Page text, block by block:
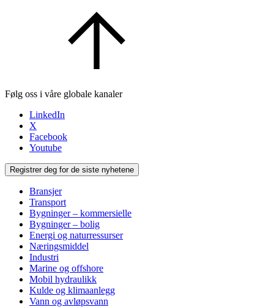
Følg oss i våre globale kanaler
LinkedIn
X
Facebook
Youtube
Registrer deg for de siste nyhetene
Bransjer
Transport
Bygninger – kommersielle
Bygninger – bolig
Energi og naturressurser
Næringsmiddel
Industri
Marine og offshore
Mobil hydraulikk
Kulde og klimaanlegg
Vann og avløpsvann